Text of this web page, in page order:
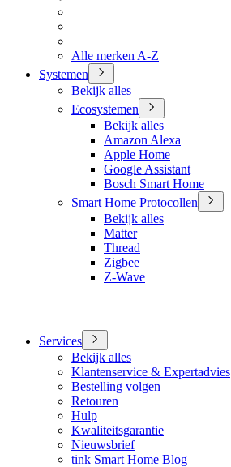
Alle merken A-Z
Systemen
Bekijk alles
Ecosystemen
Bekijk alles
Amazon Alexa
Apple Home
Google Assistant
Bosch Smart Home
Smart Home Protocollen
Bekijk alles
Matter
Thread
Zigbee
Z-Wave
Services
Bekijk alles
Klantenservice & Expertadvies
Bestelling volgen
Retouren
Hulp
Kwaliteitsgarantie
Nieuwsbrief
tink Smart Home Blog